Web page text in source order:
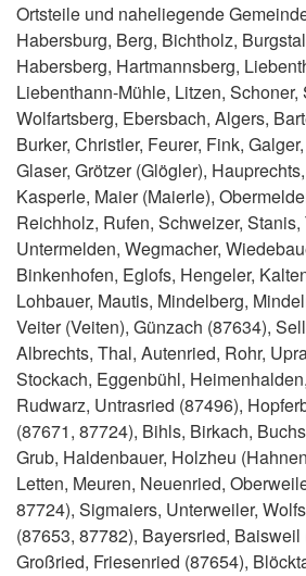
Ortsteile und naheliegende
Habersburg, Berg, Bichtholz,
Habersberg, Hartmannsberg,
Liebenthann-Mühle, Litzen, Schoner,
Wolfartsberg, Ebersbach, Algers,
Burker, Christler, Feurer, Fink,
Glaser, Grötzer (Glögler),
Kasperle, Maier (Maierle),
Reichholz, Rufen, Schweizer, Stanis,
Untermelden, Wegmacher,
Binkenhofen, Eglofs, Hengeler,
Lohbauer, Mautis, Mindelberg,
Veiter (Veiten), Günzach (87634),
Albrechts, Thal, Autenried, Rohr,
Stockach, Eggenbühl,
Rudwarz, Untrasried (87496),
(87671, 87724), Bihls, Birkach,
Grub, Haldenbauer, Holzheu
Letten, Meuren, Neuenried,
87724), Sigmaiers, Unterweiler,
(87653, 87782), Bayersried,
Großried, Friesenried (87654),